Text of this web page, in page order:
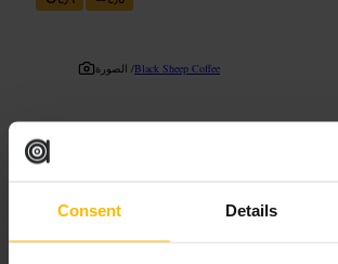
Consent Details
الصورة /Black Sheep Coffee
“عملية وموقع مركزي في بادينغتون
مناسب لـ